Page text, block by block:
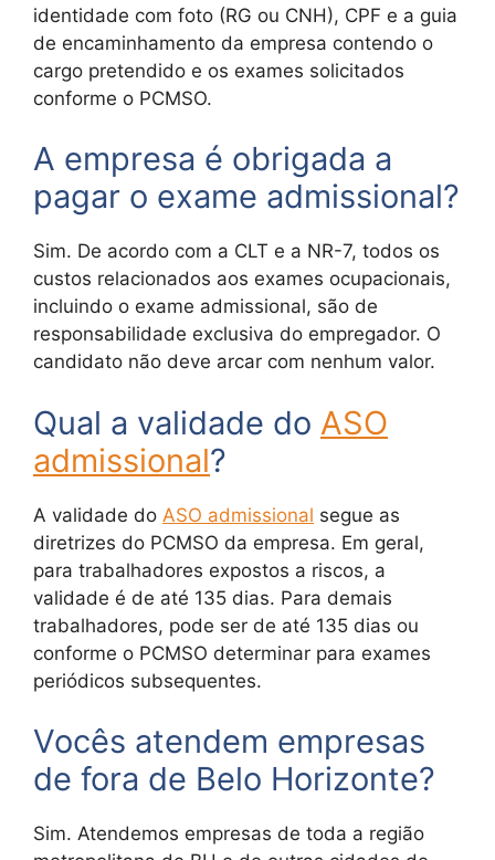
identidade com foto (RG ou CNH), CPF e a guia
de encaminhamento da empresa contendo o
cargo pretendido e os exames solicitados
conforme o PCMSO.
A empresa é obrigada a
pagar o exame admissional?
Sim. De acordo com a CLT e a NR-7, todos os
custos relacionados aos exames ocupacionais,
incluindo o exame admissional, são de
responsabilidade exclusiva do empregador. O
candidato não deve arcar com nenhum valor.
Qual a validade do ASO
admissional?
A validade do ASO admissional segue as
diretrizes do PCMSO da empresa. Em geral,
para trabalhadores expostos a riscos, a
validade é de até 135 dias. Para demais
trabalhadores, pode ser de até 135 dias ou
conforme o PCMSO determinar para exames
periódicos subsequentes.
Vocês atendem empresas
de fora de Belo Horizonte?
Sim. Atendemos empresas de toda a região